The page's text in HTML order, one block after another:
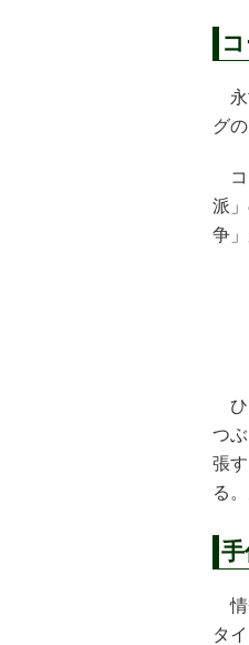
永
グ
コ
派
争
ひ
つ
張
る
情
タ